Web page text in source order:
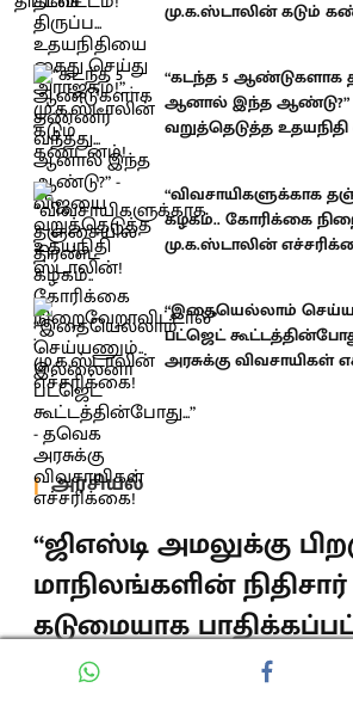
மு.க.ஸ்டாலின் கடும்
“கடந்த 5
ஆனால் இந்த ஆண்டு?”
வறுத்தெடுத்த
“விவசாயிகளுக்காக
கழகம்.. கோரிக்கை
மு.க.ஸ்டாலின்
“இதையெல்லாம்
பட்ஜெட்
அரசுக்கு விவசாயிகள்
அரசியல்
“ஜிஎஸ்டி அமலுக்கு
மாநிலங்களின் நிதிசார்
கடுமையாக
தங்கம் தென்னரசு!